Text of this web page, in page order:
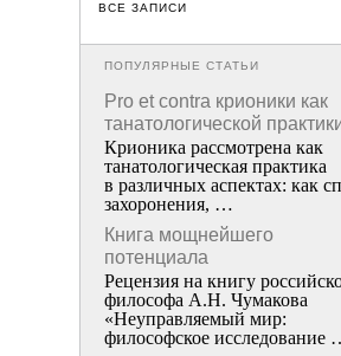
ВСЕ ЗАПИСИ
ПОПУЛЯРНЫЕ СТАТЬИ
Pro et contra крионики как
танатологической
Крионика рассмотрена как
танатологическая практика
в различных аспектах: как
захоронения, …
Книга мощнейшего
потенциала
Рецензия на книгу
философа А.Н. Чумакова
«Неуправляемый мир:
философское исследование